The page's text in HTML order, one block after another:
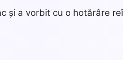
și a vorbit cu o hotărâre